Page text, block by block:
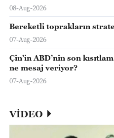
08-Aug-2026
Bereketli toprakların
07-Aug-2026
Çin’in ABD’nin son
ne mesaj veriyor?
07-Aug-2026
VİDEO